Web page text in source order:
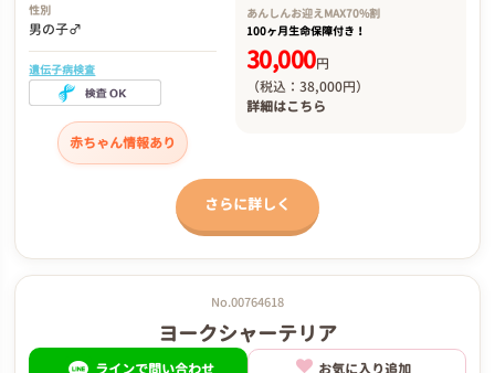
性別
男の子♂
遺伝子病検査
赤ちゃん情報あり
あんしんお迎えMAX70%割
100ヶ月生命保障付き！
30,000円
（税込：38,000円）
詳細はこちら
さらに詳しく
No.00764618
ヨークシャーテリア
ラインで問い合わせ お気に入り追加